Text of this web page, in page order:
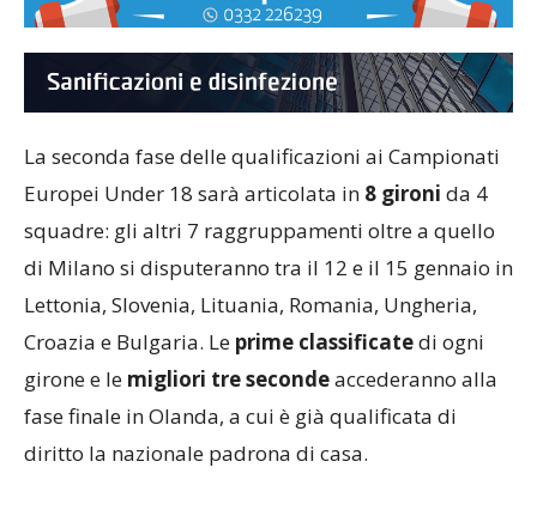
La seconda fase delle qualificazioni ai Campionati
Europei Under 18 sarà articolata in 8 gironi da 4
squadre: gli altri 7 raggruppamenti oltre a quello
di Milano si disputeranno tra il 12 e il 15 gennaio in
Lettonia, Slovenia, Lituania, Romania, Ungheria,
Croazia e Bulgaria. Le prime classificatedi ogni
girone e le migliori tre secondeaccederanno alla
fase finale in Olanda, a cui è già qualificata di
diritto la nazionale padrona di casa.